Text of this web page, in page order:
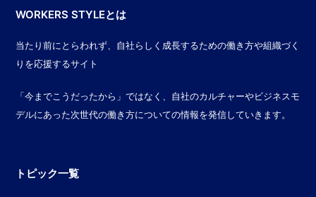
WORKERS STYLEとは
当たり前にとらわれず、自社らしく成長するための働き方や組織づく
りを応援するサイト
「今までこうだったから」ではなく、自社のカルチャーやビジネスモ
デルにあった次世代の働き方についての情報を発信していきます。
トピック一覧